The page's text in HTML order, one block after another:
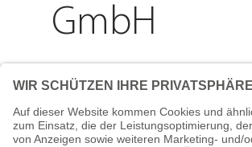
Adresse
Reichenberger Str. 1
84130 Dingolfing
GmbH